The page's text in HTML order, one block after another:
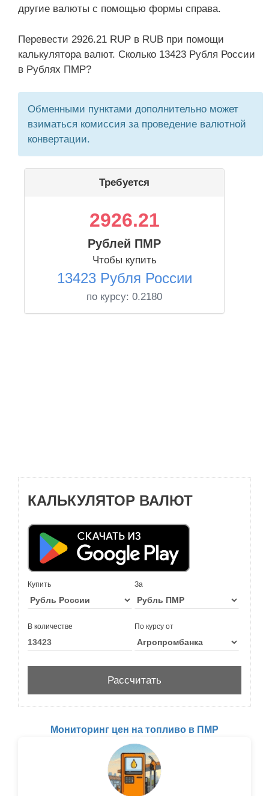
другие валюты с помощью формы справа.
Перевести 2926.21 RUP в RUB при помощи
калькулятора валют. Сколько 13423 Рубля России
в Рублях ПМР?
Обменными пунктами дополнительно может
взиматься комиссия за проведение валютной
конвертации.
Требуется
2926.21
Рублей ПМР
Чтобы купить
13423 Рубля России
по курсу: 0.2180
КАЛЬКУЛЯТОР ВАЛЮТ
Купить За
В количестве По курсу от
Мониторинг цен на топливо в ПМР